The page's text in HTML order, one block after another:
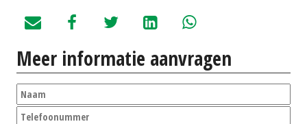
Meer informatie aanvragen